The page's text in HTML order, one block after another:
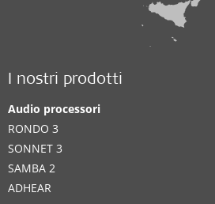
I nostri prodotti
Audio processori
RONDO 3
SONNET 3
SAMBA 2
ADHEAR